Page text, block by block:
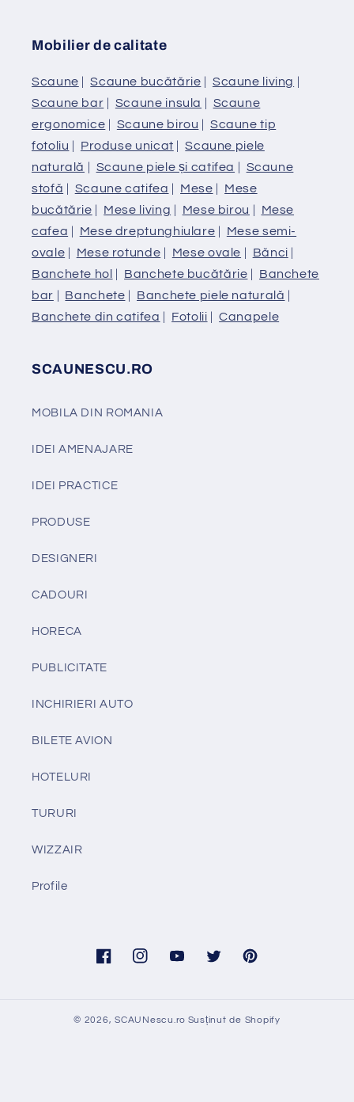
Mobilier de calitate
Scaune |Scaune bucătărie | Scaune living |
Scaune bar | Scaune insula | Scaune
ergonomice | Scaune birou | Scaune tip
fotoliu | Produse unicat |Scaune piele
naturală | Scaune piele și catifea | Scaune
stofă | Scaune catifea | Mese | Mese
bucătărie | Mese living | Mese birou | Mese
cafea | Mese dreptunghiulare | Mese semi-
ovale | Mese rotunde | Mese ovale | Bănci |
Banchete hol | Banchete bucătărie | Banchete
bar | Banchete | Banchete piele naturală |
Banchete din catifea | Fotolii |Canapele
SCAUNESCU.RO
MOBILA DIN ROMANIA
IDEI AMENAJARE
IDEI PRACTICE
PRODUSE
DESIGNERI
CADOURI
HORECA
PUBLICITATE
INCHIRIERI AUTO
BILETE AVION
HOTELURI
TURURI
WIZZAIR
Profile
FacebookInstagramYouTubeTwitter Pinterest
© 2026,SCAUNescu.ro Susținut de Shopify